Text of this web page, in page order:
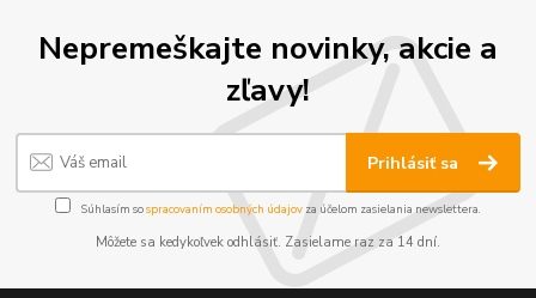
Nepremeškajte novinky, akcie a
zľavy!
Prihlásiť sa
Súhlasím sospracovaním osobných údajov za účelom zasielania newslettera.
Môžete sa kedykoľvek odhlásiť. Zasielame raz za 14 dní.